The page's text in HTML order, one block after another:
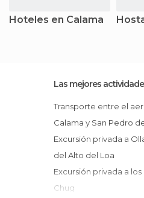
Hoteles en Calama
Las mejores
Transporte entre el aeropuerto de
Calama y San Pedro
Excursión privada a Ollagüe y los salares
del Alto del Loa
Excursión privada a los geoglifos de Chug
Chug